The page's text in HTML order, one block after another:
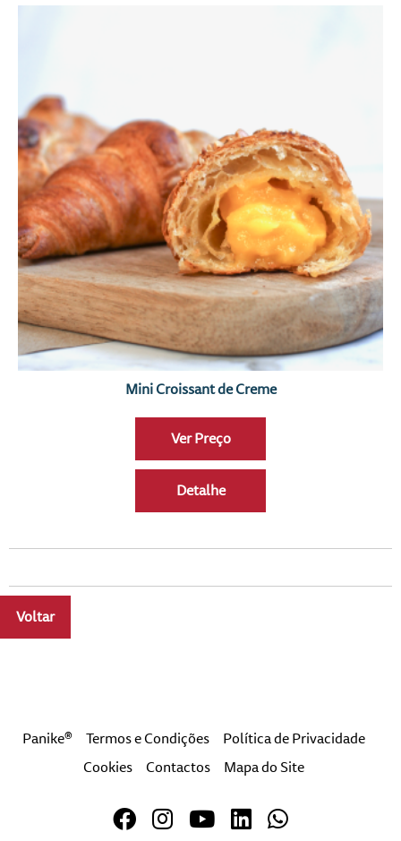
Mini Croissant de Creme
Ver Preço
Detalhe
Voltar
Panike® Termos e Condições
Política de Privacidade
Cookies
Contactos Mapa do Site